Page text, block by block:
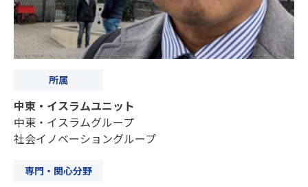
所属
中東・イスラムユニット
中東・イスラムグループ
社会イノベーショングループ
専門・関心分野